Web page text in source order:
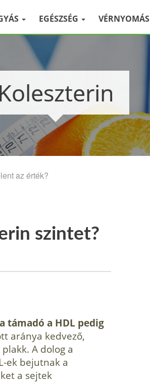
EGÉSZSÉG VÉRNYOMÁS
Koleszterin
az érték?
szintet?
támadó a HDL pedig
aránya kedvező,
A dolog a
ek bejutnak a
a sejtek